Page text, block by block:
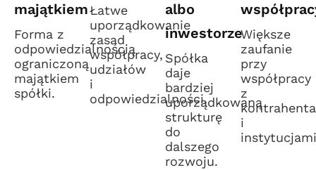
majątkiem
Forma z
odpowiedzialnością
ograniczoną
majątkiem
spółki.
Łatwe
uporządkowanie
zasad
współpracy,
udziałów
i
odpowiedzialności.
albo
inwestorze
Spółka
daje
bardziej
uporządkowaną
strukturę
do
dalszego
rozwoju.
Większe
zaufanie
przy
współpracy
z
i